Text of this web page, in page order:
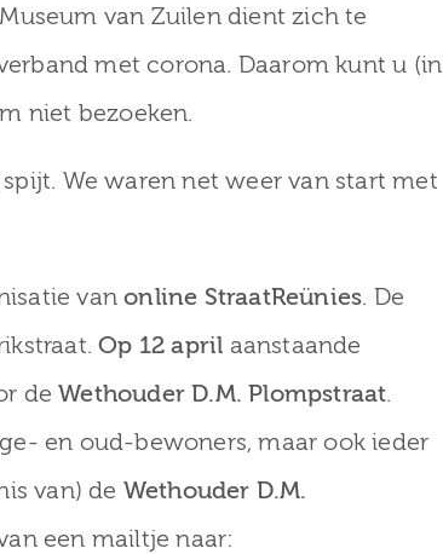
van Zuilen dient zich te
met corona. Daarom kunt u (in
niet bezoeken.
We waren net weer van start met
vanonline StraatReünies. De
Op 12 april aanstaande
de Wethouder D.M. Plompstraat.
en oud-bewoners, maar ook ieder
van) de Wethouder D.M.
een mailtje naar: